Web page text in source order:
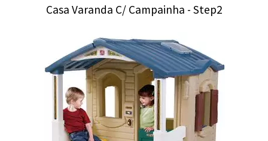
Casa Varanda C/ Campainha - Step2